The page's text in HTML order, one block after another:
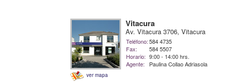
ver mapa
Vitacura
Av. Vitacura 3706, Vitacura
Teléfono:584 4735
Fax:
584 5507
Horario: 9:00 - 14:00 hrs.
Agente:
Paulina Collao Adriasola